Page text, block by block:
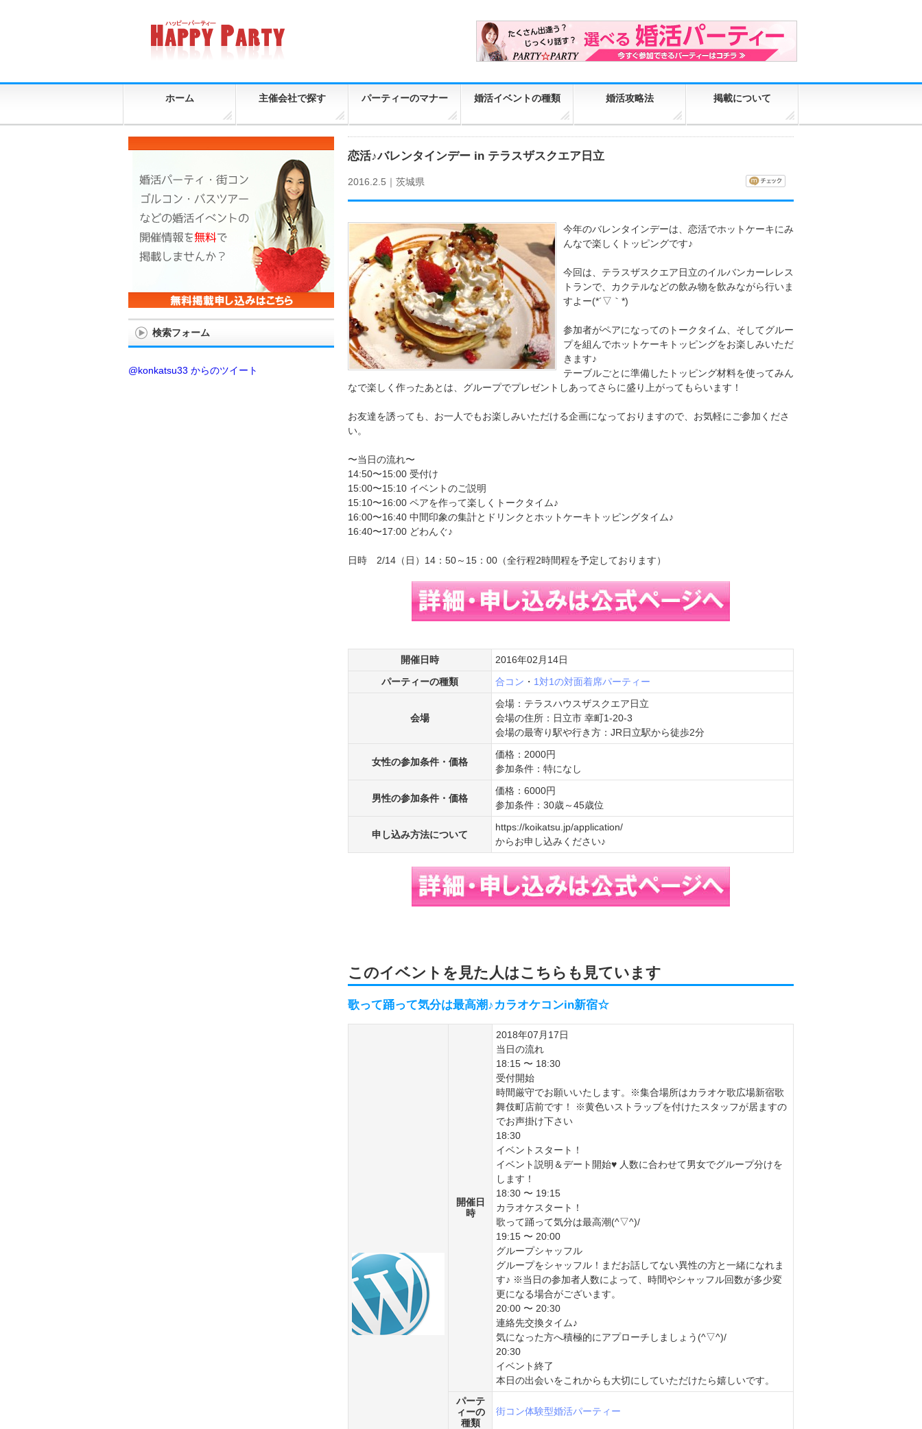
ホーム 主催会社で探す パーティーのマナー 婚活イベントの種類 婚活攻略法 掲載について
恋活♪バレンタインデー in テラスザスクエア日立
2016.2.5｜ 茨城県
今年のバレンタインデーは、恋活でホットケーキにみ
んなで楽しくトッピングです♪
今回は、テラスザスクエア日立のイルバンカーレレス
トランで、カクテルなどの飲み物を飲みながら行いま
すよー(*´▽｀*)
参加者がペアになってのトークタイム、そしてグルー
プを組んでホットケーキトッピングをお楽しみいただ
きます♪
テーブルごとに準備したトッピング材料を使ってみん
なで楽しく作ったあとは、グループでプレゼントしあってさらに盛り上がってもらいます！
お友達を誘っても、お一人でもお楽しみいただける企画になっておりますので、お気軽にご参加くださ
い。
〜当日の流れ〜
14:50〜15:00 受付け
15:00〜15:10 イベントのご説明
15:10〜16:00 ペアを作って楽しくトークタイム♪
16:00〜16:40 中間印象の集計とドリンクとホットケーキトッピングタイム♪
16:40〜17:00 どわんぐ♪
日時 2/14（日）14：50～15：00（全行程2時間程を予定しております）
開催日時
2016年02月14日
パーティーの種類
合コン ・ 1対1の対面着席パーティー
会場
会場：テラスハウスザスクエア日立
会場の住所：日立市 幸町1-20-3
会場の最寄り駅や行き方：JR日立駅から徒歩2分
女性の参加条件・価格
価格：2000円
参加条件：特になし
男性の参加条件・価格
価格：6000円
参加条件：30歳～45歳位
申し込み方法について
https://koikatsu.jp/application/
からお申し込みください♪
このイベントを見た人はこちらも見ています
歌って踊って気分は最高潮♪カラオケコンin新宿☆
開催日
時
2018年07月17日
当日の流れ
18:15 〜 18:30
受付開始
時間厳守でお願いいたします。※集合場所はカラオケ歌広場新宿歌
舞伎町店前です！ ※黄色いストラップを付けたスタッフが居ますの
でお声掛け下さい
18:30
イベントスタート！
イベント説明＆デート開始♥ 人数に合わせて男女でグループ分けを
します！
18:30 〜 19:15
カラオケスタート！
歌って踊って気分は最高潮(^▽^)/
19:15 〜 20:00
グループシャッフル
グループをシャッフル！まだお話してない異性の方と一緒になれま
す♪ ※当日の参加者人数によって、時間やシャッフル回数が多少変
更になる場合がございます。
20:00 〜 20:30
連絡先交換タイム♪
気になった方へ積極的にアプローチしましょう(^▽^)/
20:30
イベント終了
本日の出会いをこれからも大切にしていただけたら嬉しいです。
パーテ
ィーの
種類
街コン体験型婚活パーティー
検索フォーム
@konkatsu33 からのツイート